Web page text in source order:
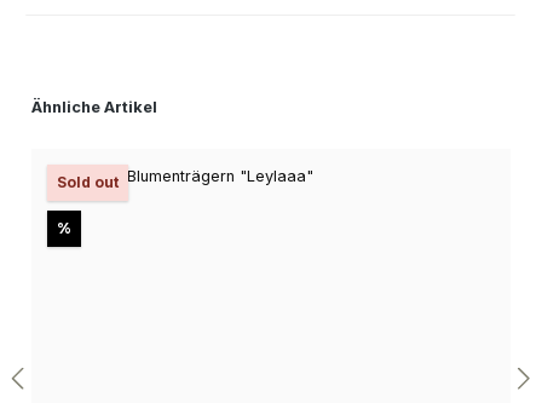
Produktgalerie überspringen
Ähnliche Artikel
Sold out
%Rabatt